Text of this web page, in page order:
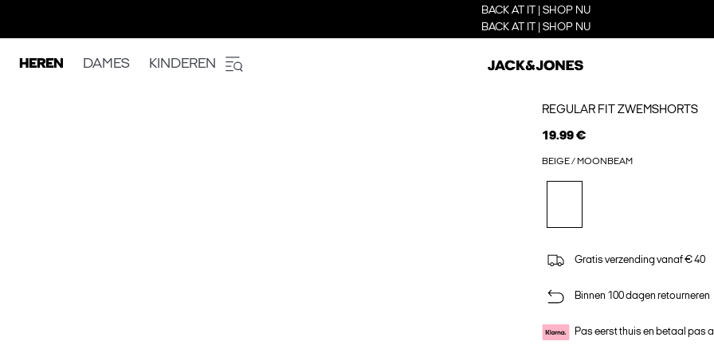
BACK AT IT | SHOP NU
BACK AT IT | SHOP NU
HEREN DAMES KINDEREN
REGULAR FIT ZWEMSHORTS
19.99 €
BEIGE / MOONBEAM
Gratis verzending vanaf € 40
Binnen 100 dagen retourneren
Pas eerst thuis en betaal pas